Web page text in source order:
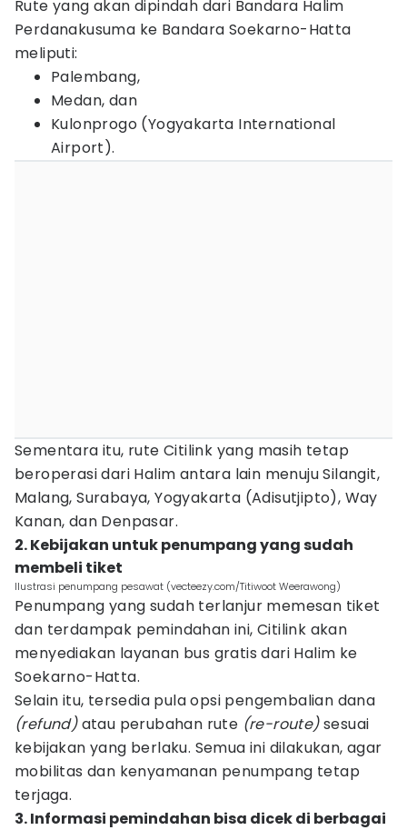
Rute yang akan dipindah dari Bandara Halim
Perdanakusuma ke Bandara Soekarno-Hatta
meliputi:
Palembang,
Medan, dan
Kulonprogo (Yogyakarta International
Airport).
Sementara itu, rute Citilink yang masih tetap
beroperasi dari Halim antara lain menuju Silangit,
Malang, Surabaya, Yogyakarta (Adisutjipto), Way
Kanan, dan Denpasar.
2. Kebijakan untuk penumpang yang sudah
membeli tiket
Ilustrasi penumpang pesawat (vecteezy.com/Titiwoot Weerawong)
Penumpang yang sudah terlanjur memesan tiket
dan terdampak pemindahan ini, Citilink akan
menyediakan layanan bus gratis dari Halim ke
Soekarno-Hatta.
Selain itu, tersedia pula opsi pengembalian dana
(refund)atau perubahan rute (re-route)sesuai
kebijakan yang berlaku. Semua ini dilakukan, agar
mobilitas dan kenyamanan penumpang tetap
terjaga.
3. Informasi pemindahan bisa dicek di berbagai